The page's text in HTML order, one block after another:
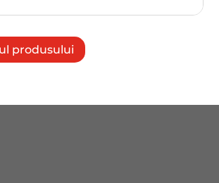
produsului